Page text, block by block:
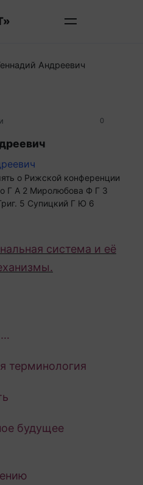
Андреевич
0
о Рижской конференции
Г А 2 Миролюбова Ф Г 3
5 Супицкий Г Ю 6
система и её
терминология
будущее